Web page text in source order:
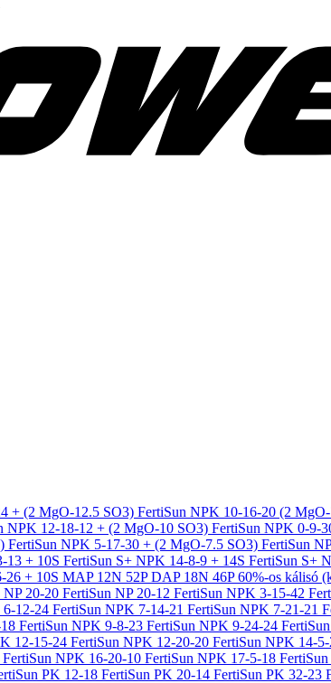
+ (2 MgO-12.5 SO3) FertiSun NPK 10-16-20 (2
NPK 12-18-12 + (2 MgO-10 SO3) FertiSun NPK 0-9-
FertiSun NPK 5-17-30 + (2 MgO-7.5 SO3) FertiSun
13 + 10S FertiSun S+ NPK 14-8-9 + 14S FertiSun S+
26 + 10S MAP 12N 52PDAP 18N 46P60%-os kálisó
NP 20-20 FertiSun NP 20-12 FertiSun NPK 3-15-42
12-24 FertiSun NPK 7-14-21 FertiSun NPK 7-21-21
FertiSun NPK 9-8-23 FertiSun NPK 9-24-24
12-15-24 FertiSun NPK 12-20-20 FertiSun NPK 14-
FertiSun NPK 16-20-10 FertiSun NPK 17-5-18
PK 12-18 FertiSun PK 20-14 FertiSun PK 32-23